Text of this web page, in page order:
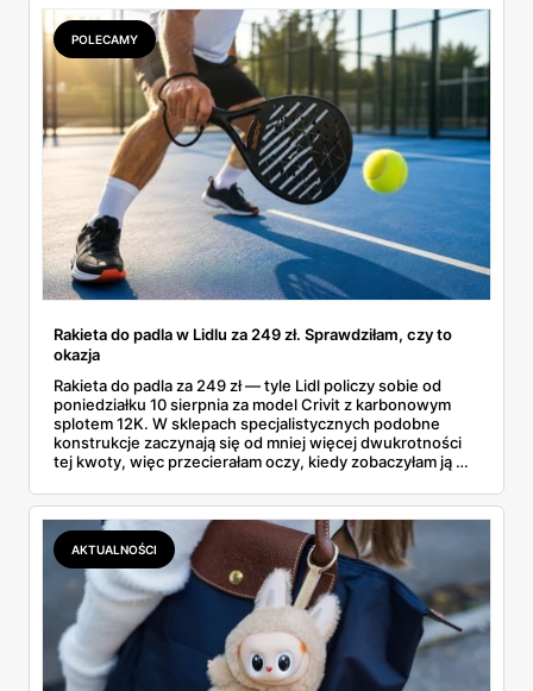
POLECAMY
Rakieta do padla w Lidlu za 249 zł. Sprawdziłam, czy to
okazja
Rakieta do padla za 249 zł — tyle Lidl policzy sobie od
poniedziałku 10 sierpnia za model Crivit z karbonowym
splotem 12K. W sklepach specjalistycznych podobne
konstrukcje zaczynają się od mniej więcej dwukrotności
tej kwoty, więc przecierałam oczy, kiedy zobaczyłam ją w
najszybciej rosnący sport w Polsce: kortów przybywa
lawinowo, a chętnych jeszcze szybciej. Sprawdziłam, co
dokładnie dostajemy za te pieniądze i komu taka rakieta
faktycznie wystarczy.
AKTUALNOŚCI